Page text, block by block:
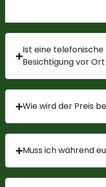
Ist eine
Besichtigung vor
Wie wird der Preis
Muss ich während